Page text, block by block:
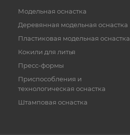
Модельная оснастка
Деревянная модельная оснастка
Пластиковая модельная оснастка
Кокили для литья
Пресс-формы
Приспособления и
технологическая оснастка
Штамповая оснастка